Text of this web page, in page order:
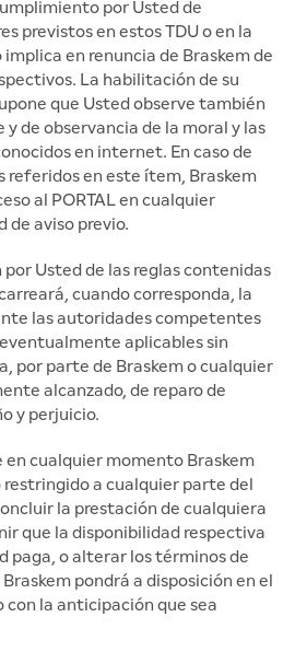
por Usted de
previstos en estos TDU o en la
en renuncia de Braskem de
La habilitación de su
que Usted observe también
y de observancia de la moral y las
en internet. En caso de
referidos en este ítem, Braskem
al PORTAL en cualquier
de aviso previo.
Usted de las reglas contenidas
cuando corresponda, la
las autoridades competentes
aplicables sin
por parte de Braskem o cualquier
alcanzado, de reparo de
y perjuicio.
en cualquier momento Braskem
a cualquier parte del
la prestación de cualquiera
que la disponibilidad respectiva
paga, o alterar los términos de
pondrá a disposición en el
con la anticipación que sea